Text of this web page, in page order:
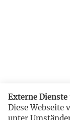
Externe Dienste
Diese Webseite
unter